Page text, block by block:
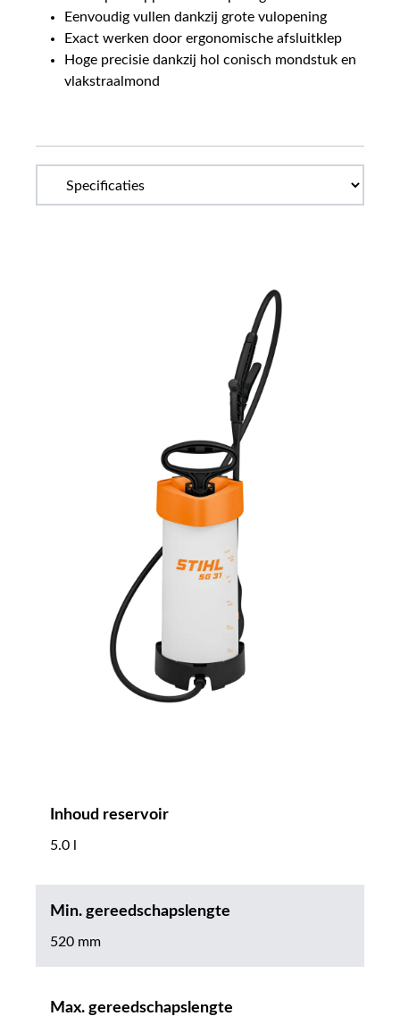
Eenvoudig vullen dankzij grote vulopening
Exact werken door ergonomische afsluitklep
Hoge precisie dankzij hol conisch mondstuk en
vlakstraalmond
Inhoud reservoir
5.0 l
Min. gereedschapslengte
520 mm
Max. gereedschapslengte